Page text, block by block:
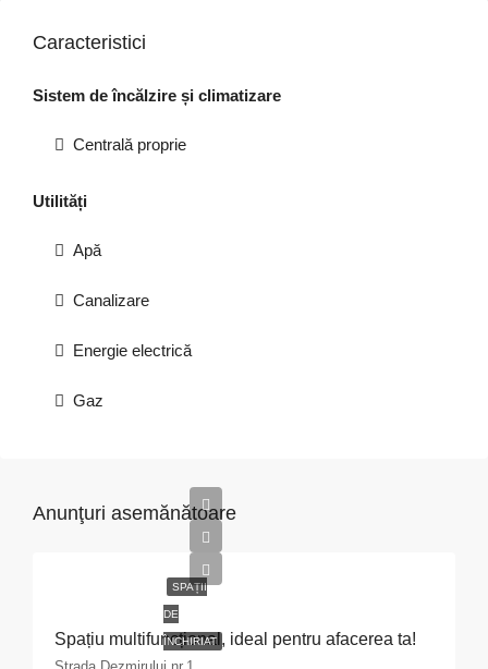
Caracteristici
Sistem de încălzire și climatizare
Centrală proprie
Utilități
Apă
Canalizare
Energie electrică
Gaz
Anunţuri asemănătoare
SPAȚII
DE
ÎNCHIRIAT
Spațiu multifuncțional, ideal pentru afacerea ta!